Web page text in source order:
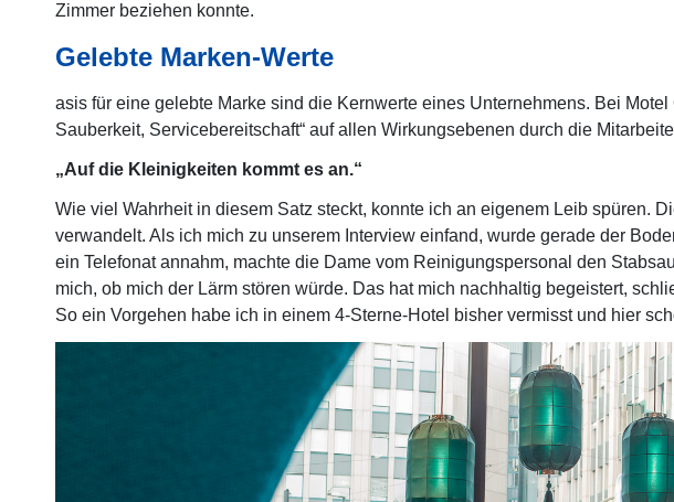
Zimmer beziehen konnte.
Gelebte Marken-Werte
asis für eine gelebte Marke sind die Kernwerte eines Unternehmens. Bei
Sauberkeit, Servicebereitschaft“ auf allen Wirkungsebenen durch die
„Auf die Kleinigkeiten kommt es an.“
Wie viel Wahrheit in diesem Satz steckt, konnte ich an eigenem Leib spüren.
verwandelt. Als ich mich zu unserem Interview einfand, wurde gerade der
ein Telefonat annahm, machte die Dame vom Reinigungspersonal den
mich, ob mich der Lärm stören würde. Das hat mich nachhaltig begeistert,
So ein Vorgehen habe ich in einem 4-Sterne-Hotel bisher vermisst und hier